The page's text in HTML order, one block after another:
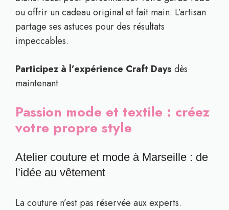
ou offrir un cadeau original et fait main. L’artisan
partage ses astuces pour des résultats
impeccables.
Participez à l’expérience Craft Days dès
maintenant
Passion mode et textile : créez
votre propre style
Atelier couture et mode à Marseille : de
l’idée au vêtement
La couture n’est pas réservée aux experts.